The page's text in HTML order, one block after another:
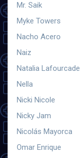
Mr. Saik
Myke Towers
Nacho Acero
Naiz
Natalia Lafourcade
Nella
Nicki Nicole
Nicky Jam
Nicolás Mayorca
Omar Enrique